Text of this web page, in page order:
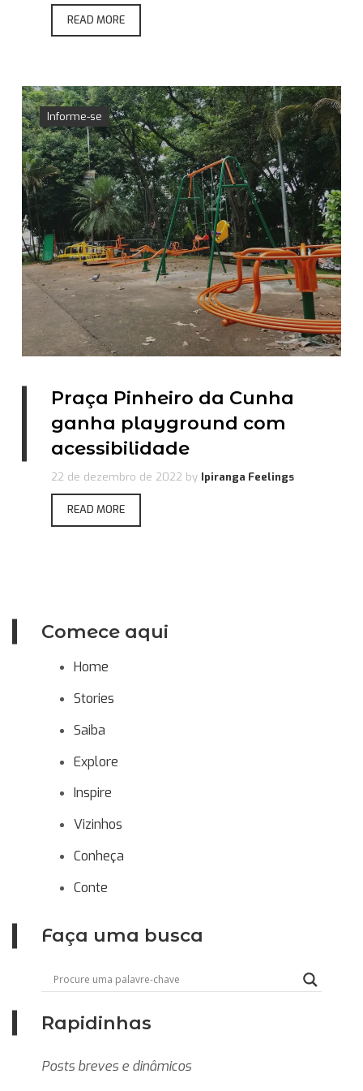
Comece aqui
Home
Stories
Saiba
Explore
Inspire
Vizinhos
Conheça
Conte
Faça uma busca
Rapidinhas
Posts breves e dinâmicos
READ MORE
Informe-se
Praça Pinheiro da Cunha
ganha playground com
acessibilidade
22 de dezembro de 2022 by Ipiranga Feelings
READ MORE